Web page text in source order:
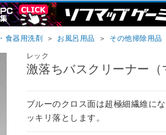
食器用洗剤 ＞ お風呂用品 ＞ その他掃除用品
レック
激落ちバスクリーナー
ブルーのクロス面は超極細繊維に
ッキリ落とします。